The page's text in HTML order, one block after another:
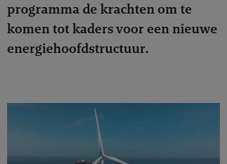
programma de krachten om te
komen tot kaders voor een nieuwe
energiehoofdstructuur.